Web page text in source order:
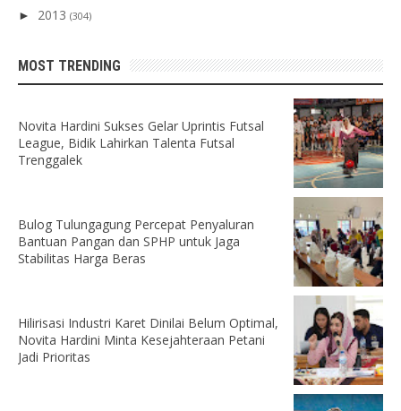
► 2013 (304)
MOST TRENDING
Novita Hardini Sukses Gelar Uprintis Futsal
League, Bidik Lahirkan Talenta Futsal
Trenggalek
Bulog Tulungagung Percepat Penyaluran
Bantuan Pangan dan SPHP untuk Jaga
Stabilitas Harga Beras
Hilirisasi Industri Karet Dinilai Belum Optimal,
Novita Hardini Minta Kesejahteraan Petani
Jadi Prioritas